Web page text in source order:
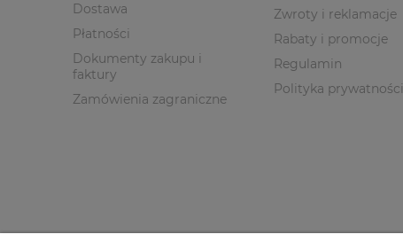
Dostawa
Płatności
Dokumenty zakupu i
faktury
Zamówienia zagraniczne
Zwroty i reklamacje
Rabaty i promocje
Regulamin
Polityka prywatności